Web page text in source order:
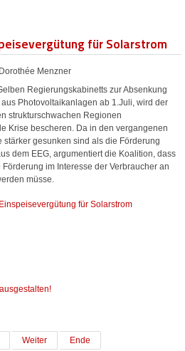
für Solarstrom
Menzner
Regierungskabinetts zur Absenkung
Photovoltaikanlagen ab 1.Juli, wird der
strukturschwachen Regionen
Krise bescheren. Da in den vergangenen
gesunken sind als die Förderung
dem EEG, argumentiert die Koalition, dass
im Interesse der Verbraucher an
müsse.
für Solarstrom
Weiter Ende